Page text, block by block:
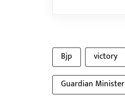
Bjp victory
Guardian Minister